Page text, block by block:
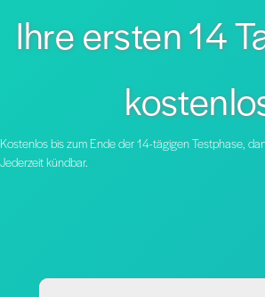
Ihre ersten 14
Kostenlos bis zum Ende der 14-tägigen Testphase,
Jederzeit kündbar.